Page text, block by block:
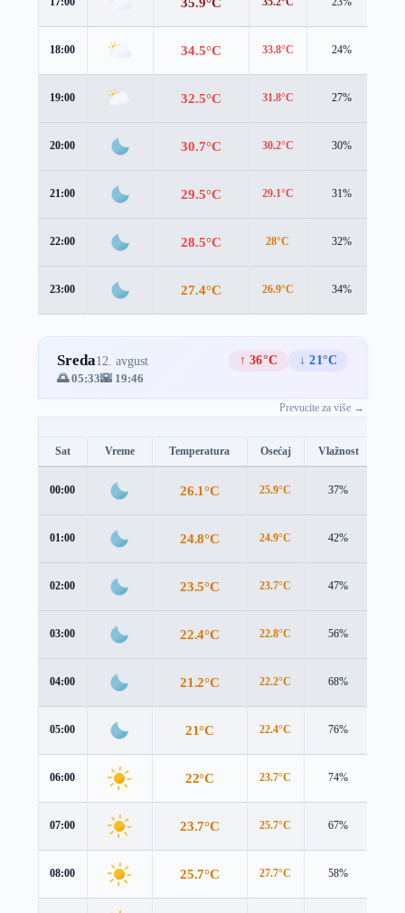
18:00 34.5°C 33.8°C 24%
19:00 32.5°C 31.8°C 27%
20:00 30.7°C 30.2°C 30%
21:00 29.5°C 29.1°C 31%
22:00 28.5°C 28°C 32%
23:00 27.4°C 26.9°C 34%
Sreda12. avgust ↑ 36°C
↓ 21°C
🌅 05:33🌇 19:46
Prevucite za više →
Sat Vreme Temperatura Osećaj Vlažnost
00:00 26.1°C 25.9°C 37%
01:00 24.8°C 24.9°C 42%
02:00 23.5°C 23.7°C 47%
03:00 22.4°C 22.8°C 56%
04:00 21.2°C 22.2°C 68%
05:00 21°C 22.4°C 76%
06:00 22°C 23.7°C 74%
07:00 23.7°C 25.7°C 67%
08:00 25.7°C 27.7°C 58%